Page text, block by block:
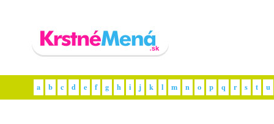
a b c d e f g h i j k l m n o p q r s t u